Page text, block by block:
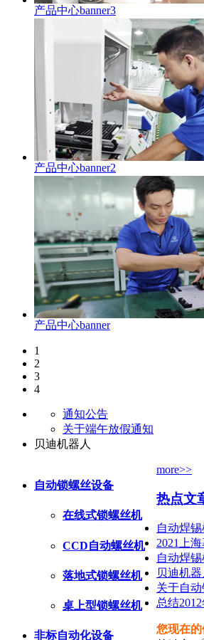
产品中心banner3
产品中心banner2
产品中心banner
1
2
3
4
通知公告
关于端午放假通知
贝迪机器人
自动锁螺丝设备
在线式锁螺丝机
CCD自动螺丝机
落地式锁螺丝机
桌上型锁螺丝机
非标自动化设备
more>>
热点文
自动焊
2021上
自动焊
贝迪机
关于自
总结
您现在的